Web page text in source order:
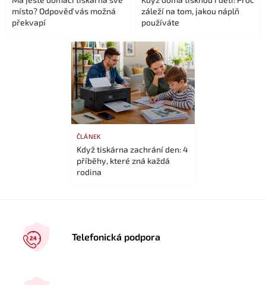
místo? Odpověď vás možná
překvapí
záleží na tom, jakou náplň
používáte
ČLÁNEK
Když tiskárna zachrání den: 4
příběhy, které zná každá
rodina
Telefonická podpora